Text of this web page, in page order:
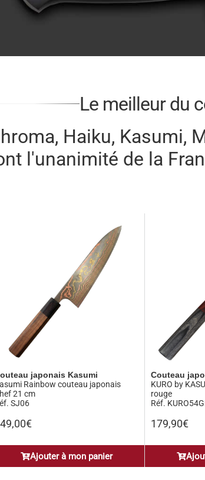
Le meilleur du
Haiku, Kasumi,
l'unanimité de la
japonais Kasumi
Rainbow couteau japonais
21 cm
SJ06
€
Ajouter à mon panier
Couteau
KURO by
rouge
Réf.
179,90€